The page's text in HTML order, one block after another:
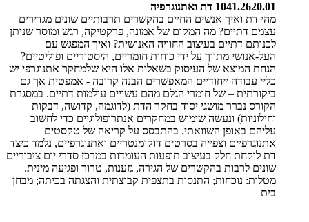
1041.2620.01 דת ואתנוגרפיה
מהי דת ואיך אנשים החיים בהקשרים תרבותיים שונים מגדירים
עצמם דתיים? מה המקום של אמונה, פרקטיקה, רגש ומוסר שניתן
לכנותם דתיים בעיצוב החוויה האנושית? ואיך המפגש עם
העל-אנושי מתווך על ידי כוחות חומריים, היסטוריים ופוליטיים?
הנחת המוצא של העיסוק בשאלות אלו היא שלמחקר אתנוגרפי יש
כליי עבודה ייחודיים המאפשרים הבנה קרובה - אמפטית אך גם
ביקורתית – של חומרי הגלם מהם עשויים עולמות דתיים. במסגרת
הקורס נברר מושגי יסוד בחקר הדת (לדוגמה, קדושה, דבקות
וחילוניות) ונעשה שימוש במחקרים אנתרופולוגיים כדי לחשוב
עליהם באופן השוואתי. בהתבסס על קריאה של טקסטים
אתנוגרפיים וצפייה בסרטים דוקומנטריים ואתנוגרפיים, נלמד כיצד
דת לוקחת חלק בעיצוב תופעות העומדות במרכז סדרי יום ציבוריים
שונים לרבות בהקשרים של הגירה, גזענות, טרור ופגיעה מינית.
מטלות: נוכחות; התנסות בתצפית קבוצתית והצגתה בכיתה; מבחן
בית